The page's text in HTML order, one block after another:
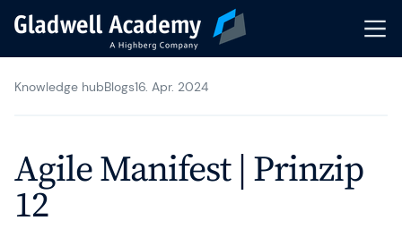
Agile Trainings
Transformation Journeys
Gladwell Coaching
Knowledge hubBlogs16. Apr. 2024
Agile Manifest | Prinzip
12